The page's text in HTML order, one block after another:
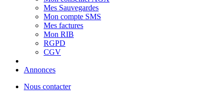
Mes Sauvegardes
Mon compte SMS
Mes factures
Mon RIB
RGPD
CGV
Annonces
Nous contacter